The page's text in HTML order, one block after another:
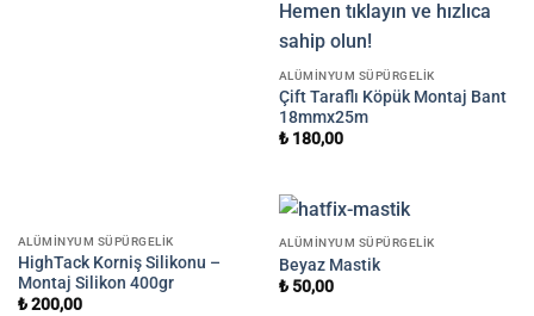
ALÜMINYUM SÜPÜRGELIK
Çift Taraflı Köpük Montaj Bant
18mmx25m
₺180,00
ALÜMINYUM SÜPÜRGELIK
HighTack Korniş Silikonu –
Montaj Silikon 400gr
₺200,00
ALÜMINYUM SÜPÜRGELIK
Beyaz Mastik
₺50,00